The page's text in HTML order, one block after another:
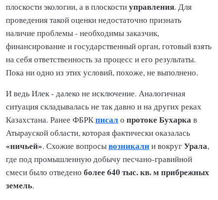
плоскости экологии, а в плоскостиуправления. Для
проведения такой оценки недостаточно признать
наличие проблемы - необходимы заказчик,
финансирование и государственный орган, готовый взять
на себя ответственность за процесс и его результаты.
Пока ни одно из этих условий, похоже, не выполнено.
И ведь Илек - далеко не исключение. Аналогичная
ситуация складывалась не так давно и на других реках
Казахстана. Ранее ФБРКписал о протоке Бухаркав
Атырауской области, которая фактически оказалась
«ничьей». Схожие вопросывозникалии вокругУрала,
где под промышленную добычу песчано-гравийной
смеси было отведено более 640 тыс. кв. м прибрежных
земель.